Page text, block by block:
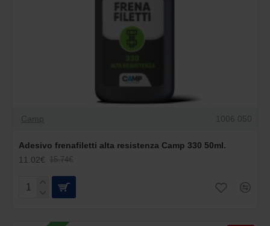
Camp 1006 050
Adesivo frenafiletti alta resistenza Camp 330 50ml.
11.02€ 15.74€